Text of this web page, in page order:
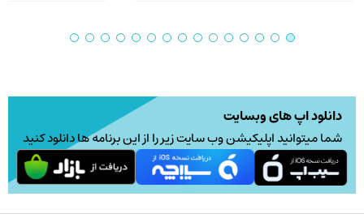
ها
است
صفحه
محصول
انتخاب
دانلود اپ های وبسایت
شما میتوانید اپلیکیشن وب سایت زیر را از این برنامه ها دانلود کنید